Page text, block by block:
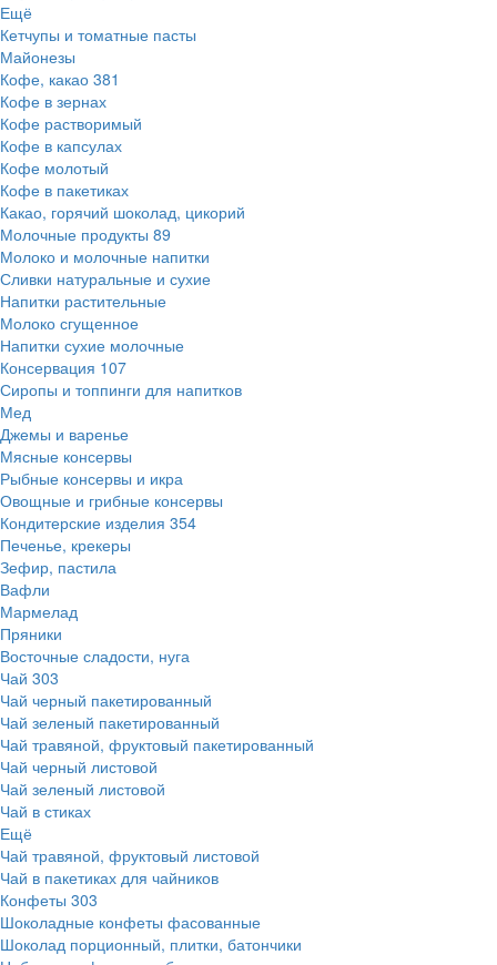
Ещё
Кетчупы и томатные пасты
Майонезы
Кофе, какао 381
Кофе в зернах
Кофе растворимый
Кофе в капсулах
Кофе молотый
Кофе в пакетиках
Какао, горячий шоколад, цикорий
Молочные продукты 89
Молоко и молочные напитки
Сливки натуральные и сухие
Напитки растительные
Молоко сгущенное
Напитки сухие молочные
Консервация 107
Сиропы и топпинги для напитков
Мед
Джемы и варенье
Мясные консервы
Рыбные консервы и икра
Овощные и грибные консервы
Кондитерские изделия 354
Печенье, крекеры
Зефир, пастила
Вафли
Мармелад
Пряники
Восточные сладости, нуга
Чай 303
Чай черный пакетированный
Чай зеленый пакетированный
Чай травяной, фруктовый пакетированный
Чай черный листовой
Чай зеленый листовой
Чай в стиках
Ещё
Чай травяной, фруктовый листовой
Чай в пакетиках для чайников
Конфеты 303
Шоколадные конфеты фасованные
Шоколад порционный, плитки, батончики